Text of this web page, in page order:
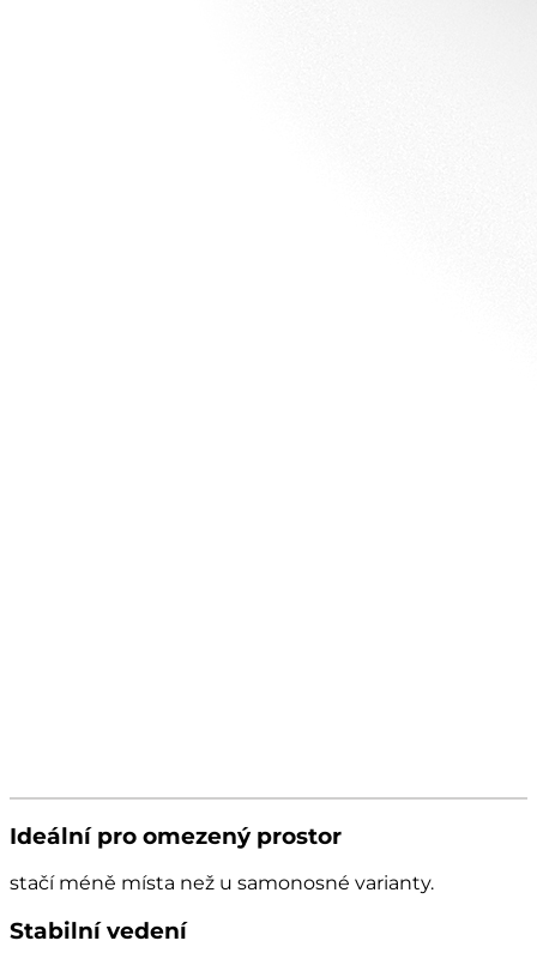
Ideální pro omezený prostor
stačí méně místa než u samonosné varianty.
Stabilní vedení